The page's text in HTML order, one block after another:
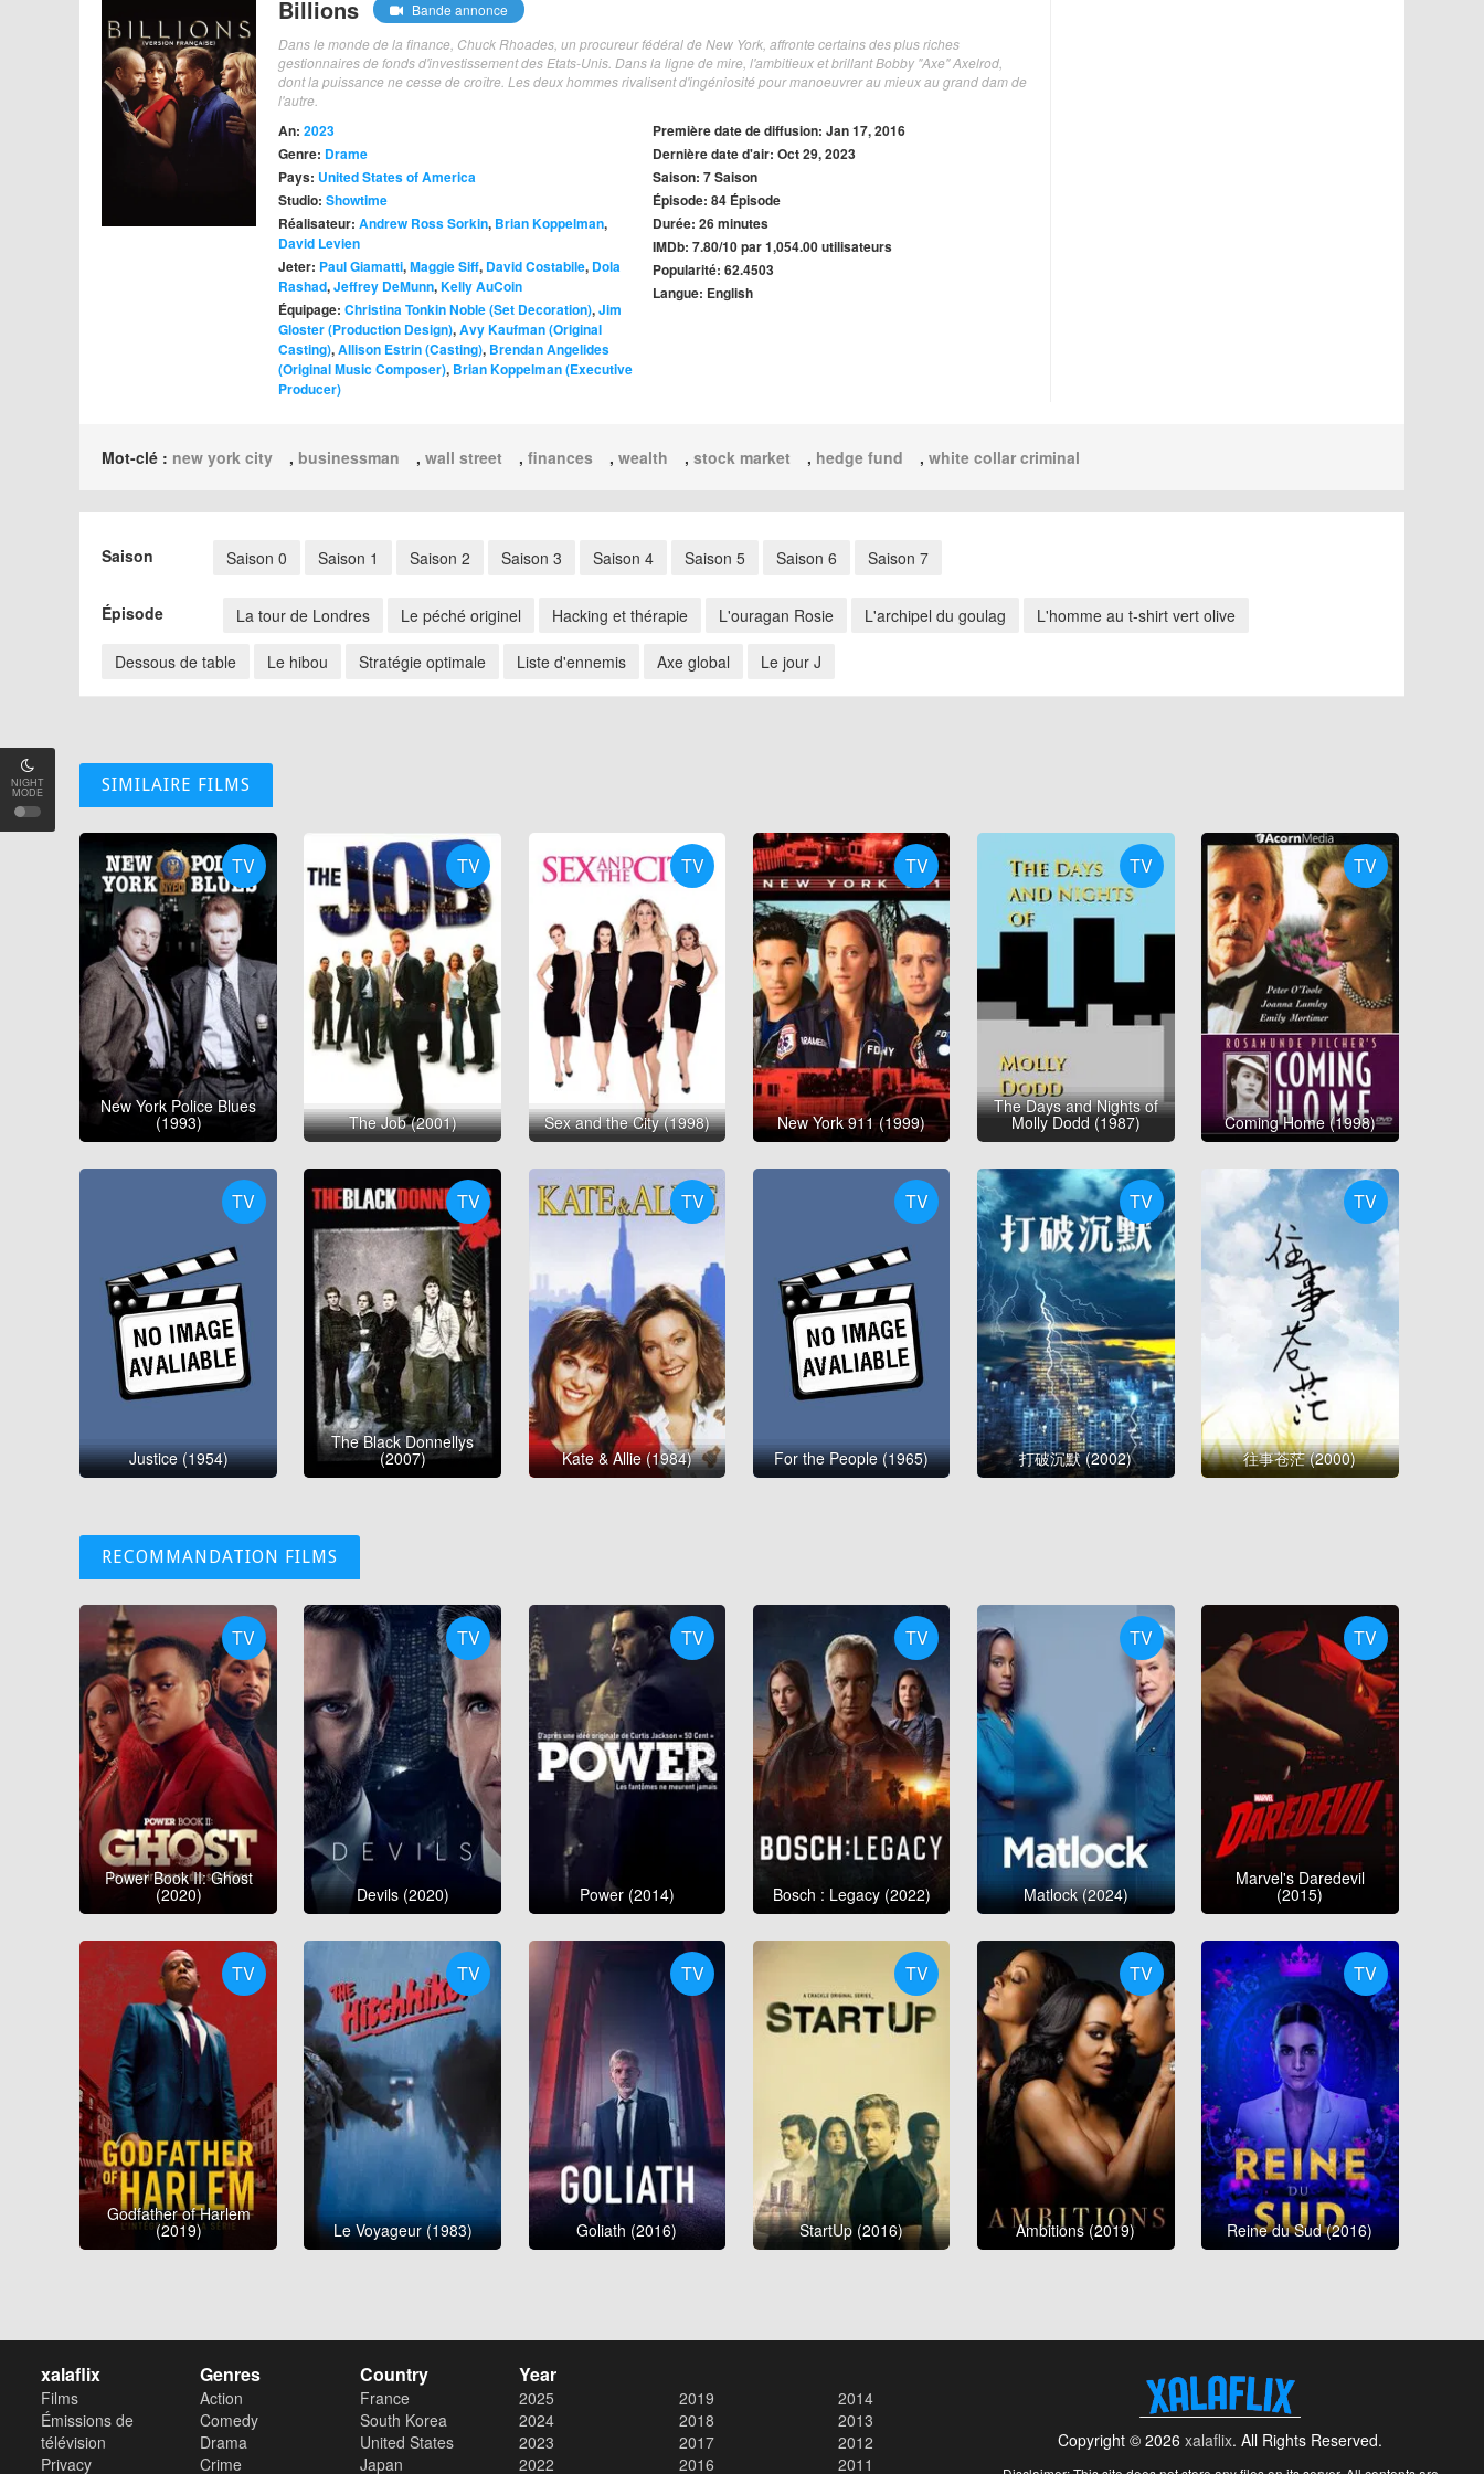
NIGHT
MODE
Billions
Bande annonce
Dans le monde de la finance, Chuck Rhoades, un procureur fédéral de New York, affronte certains des plus riches
gestionnaires de fonds d'investissement des Etats-Unis. Dans la ligne de mire, l'ambitieux et brillant Bobby "Axe" Axelrod,
dont la puissance ne cesse de croître. Les deux hommes rivalisent d'ingéniosité pour manoeuvrer au mieux au grand dam de
l'autre.
An: 2023
Genre: Drame
Pays: United States of America
Studio: Showtime
Réalisateur: Andrew Ross Sorkin, Brian Koppelman,
David Levien
Jeter: Paul Giamatti,Maggie Siff, David Costabile, Dola
Rashad,Jeffrey DeMunn,Kelly AuCoin
Équipage: Christina Tonkin Noble (Set Decoration),Jim
Gloster (Production Design),Avy Kaufman (Original
Casting),Allison Estrin (Casting), Brendan Angelides
(Original Music Composer), Brian Koppelman (Executive
Producer)
Première date de diffusion: Jan 17, 2016
Dernière date d'air: Oct 29, 2023
Saison: 7 Saison
Épisode: 84 Épisode
Durée: 26 minutes
IMDb: 7.80/10 par 1,054.00 utilisateurs
Popularité: 62.4503
Langue: English
Mot-clé : new york city , businessman , wall street , finances , wealth , stock market , hedge fund , white collar criminal
Saison Saison 0 Saison 1 Saison 2 Saison 3 Saison 4 Saison 5 Saison 6 Saison 7
Épisode La tour de Londres Le péché originel Hacking et thérapie L'ouragan Rosie L'archipel du goulag L'homme au t-shirt vert olive
Dessous de table Le hibou Stratégie optimale Liste d'ennemis Axe global Le jour J
SIMILAIRE FILMS
TV
New York Police Blues
(1993)
TV
The Job (2001)
TV
Sex and the City (1998)
TV
New York 911 (1999)
TV
The Days and Nights of
Molly Dodd (1987)
TV
Coming Home (1998)
TV
Justice (1954)
TV
The Black Donnellys
(2007)
TV
Kate & Allie (1984)
TV
For the People (1965)
TV
打破沉默 (2002)
TV
往事苍茫 (2000)
RECOMMANDATION FILMS
TV
Power Book II: Ghost
(2020)
TV
Devils (2020)
TV
Power (2014)
TV
Bosch : Legacy (2022)
TV
Matlock (2024)
TV
Marvel's Daredevil
(2015)
TV
Godfather of Harlem
(2019)
TV
Le Voyageur (1983)
TV
Goliath (2016)
TV
StartUp (2016)
TV
Ambitions (2019)
TV
Reine du Sud (2016)
xalaflix
Films
Émissions de
télévision
Privacy
Genres
Action
Comedy
Drama
Crime
Country
France
South Korea
United States
Japan
Year
2025
2024
2023
2022
2019
2018
2017
2016
2014
2013
2012
2011
Copyright © 2026xalaflix. All Rights Reserved.